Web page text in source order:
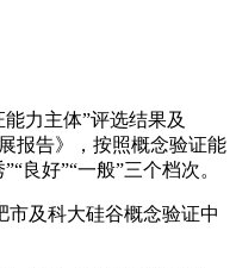
力主体”评选结果及
报告》，按照概念验证能
良好”“一般”三个档次。
市及科大硅谷概念验证中